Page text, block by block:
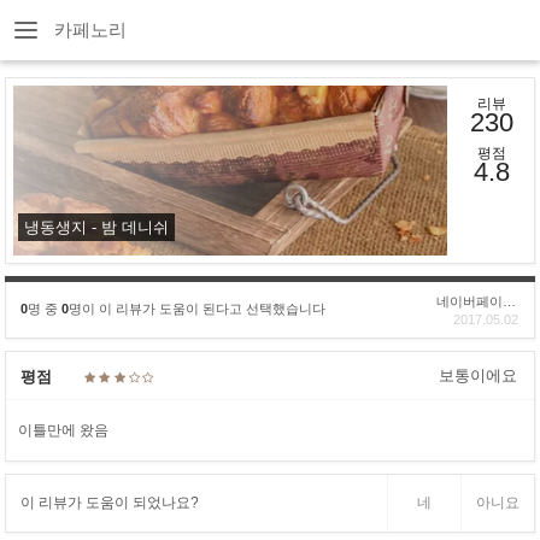
카페노리
냉동생지 - 밤 데니쉬
리뷰
230
평점
4.8
0명 중 0명이 이 리뷰가 도움이 된다고 선택했습니다
2017.05.02
평점 보통이에요
이틀만에 왔음
이 리뷰가 도움이 되었나요? 네 아니요